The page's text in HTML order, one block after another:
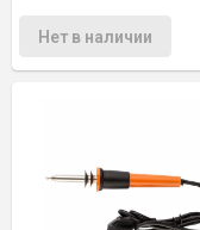
Нет в наличии